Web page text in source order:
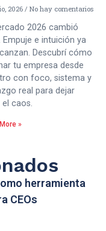
2026 No hay comentarios
2026 cambió
Empuje e intuición ya
Descubrí cómo
tu empresa desde
con foco, sistema y
real para dejar
caos.
»
herramienta
CEOs